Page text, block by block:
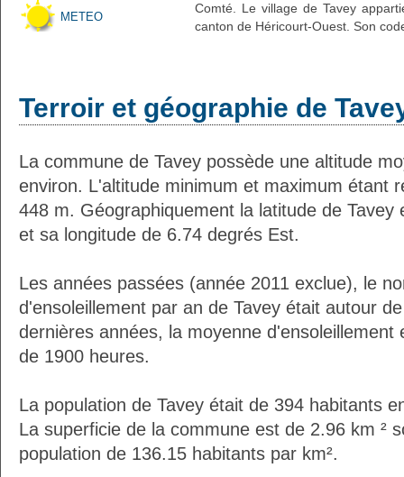
METEO
Comté. Le village de Tavey
canton de Héricourt-Ouest. Son
Terroir et géographie de
La commune de Tavey possède une altitude
environ. L'altitude minimum et maximum étant
448 m. Géographiquement la latitude de Tavey
et sa longitude de 6.74 degrés Est.
Les années passées (année 2011 exclue), le
d'ensoleillement par an de Tavey était autour
dernières années, la moyenne d'ensoleillement
de 1900 heures.
La population de Tavey était de 394 habitants
La superficie de la commune est de 2.96 km ²
population de 136.15 habitants par km².